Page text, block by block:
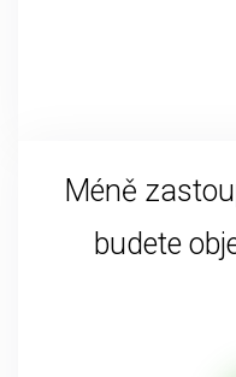
Méně
budete